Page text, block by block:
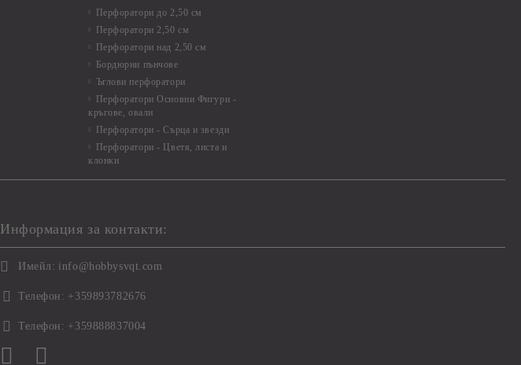
Перфоратори до 2,50 см
Перфоратори 2,50 см
Перфоратори над 2,50 см
Бордюрни пънчове
Ъглови перфоратори
Перфоратори Основни Фигури -
кръгове, овали
Перфоратори - Сърца и звезди
Перфоратори - Цветя, листа и
клонки
Информация за контакти:
Имейл: info@hobbysvqt.com
Телефон: +359893782676
Телефон: +359888837004